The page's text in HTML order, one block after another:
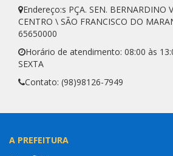
Endereço:s PÇA. SEN. BERNARDINO
CENTRO \ SÃO FRANCISCO DO
65650000
Horário de atendimento: 08:00 às
SEXTA
Contato: (98)98126-7949
A PREFEITURA